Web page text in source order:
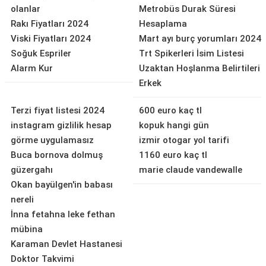
olanlar
Rakı Fiyatları 2024
Viski Fiyatları 2024
Soğuk Espriler
Alarm Kur
Metrobüs Durak Süresi
Hesaplama
Mart ayı burç yorumları 2024
Trt Spikerleri İsim Listesi
Uzaktan Hoşlanma Belirtileri
Erkek
Terzi fiyat listesi 2024
instagram gizlilik hesap
görme uygulamasız
Buca bornova dolmuş
güzergahı
Okan bayülgen'in babası
nereli
İnna fetahna leke fethan
mübina
Karaman Devlet Hastanesi
Doktor Takvimi
600 euro kaç tl
kopuk hangi gün
izmir otogar yol tarifi
1160 euro kaç tl
marie claude vandewalle